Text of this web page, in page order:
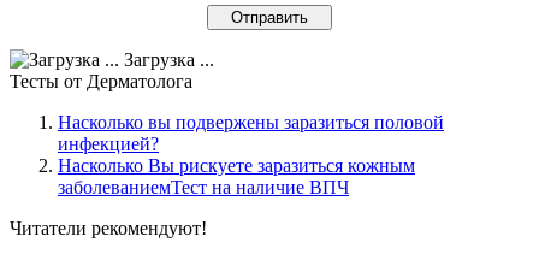
Загрузка ...
Тесты от Дерматолога
Насколько вы подвержены заразиться половой
инфекцией?
Насколько Вы рискуете заразиться кожным
заболеваниемТест на наличие ВПЧ
Читатели рекомендуют!